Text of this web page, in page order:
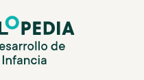
sobre el Desarrollo de la